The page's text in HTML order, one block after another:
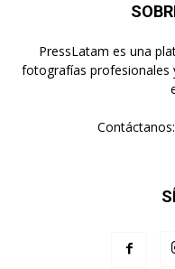
PressLatam es una
fotografías profesionales
Contáctanos: